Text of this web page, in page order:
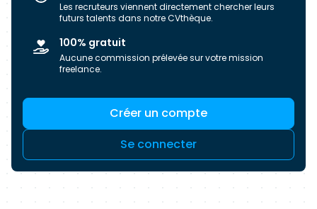
la maîtrise méthodologique au cœur des
l'esprit d'entreprise marqué, Teolia vise à devenir
un acteur majeur de la transformation et de la
accompagnant dans le développement de
nouveaux services et la maîtrise de leur
expérience digitale.
Les recruteurs viennent directement chercher leurs
futurs talents dans notre CVthèque.
100% gratuit
Aucune commission prélevée sur votre mission
freelance.
Créer un compte
Se connecter